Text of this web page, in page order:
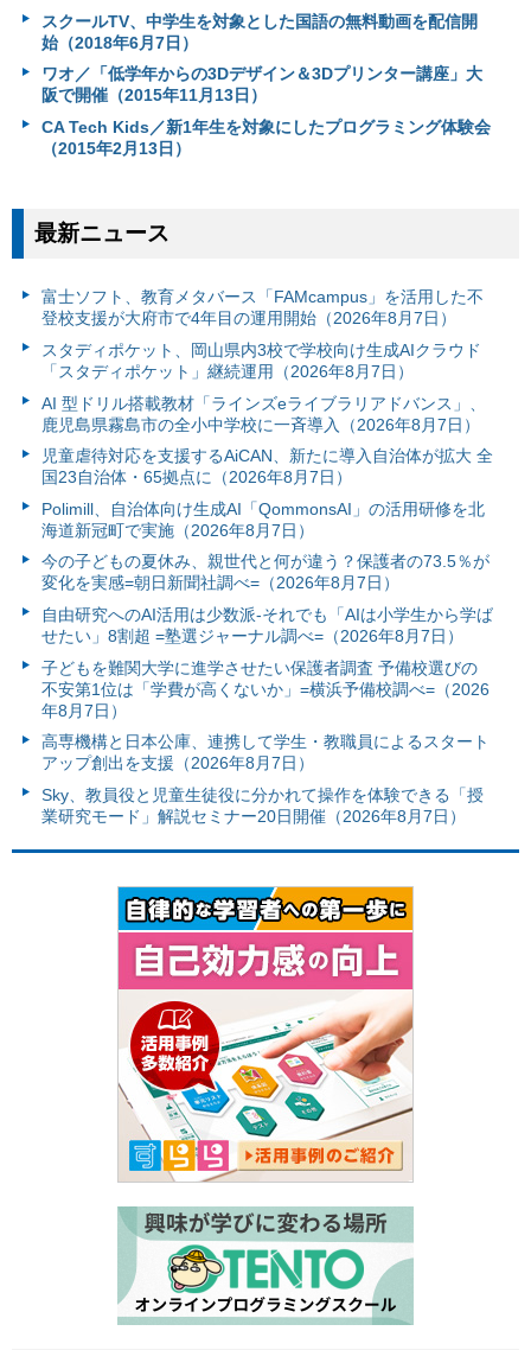
スクールTV、中学生を対象とした国語の無料動画を配信開
始（2018年6月7日）
ワオ／「低学年からの3Dデザイン＆3Dプリンター講座」大
阪で開催（2015年11月13日）
CA Tech Kids／新1年生を対象にしたプログラミング体験会
（2015年2月13日）
最新ニュース
富⼠ソフト、教育メタバース「FAMcampus」を活用した不
登校支援が大府市で4年目の運用開始（2026年8月7日）
スタディポケット、岡山県内3校で学校向け生成AIクラウド
「スタディポケット」継続運用（2026年8月7日）
AI 型ドリル搭載教材「ラインズeライブラリアドバンス」、
鹿児島県霧島市の全小中学校に一斉導入（2026年8月7日）
児童虐待対応を支援するAiCAN、新たに導入自治体が拡大 全
国23自治体・65拠点に（2026年8月7日）
Polimill、自治体向け生成AI「QommonsAI」の活用研修を北
海道新冠町で実施（2026年8月7日）
今の子どもの夏休み、親世代と何が違う？保護者の73.5％が
変化を実感=朝日新聞社調べ=（2026年8月7日）
自由研究へのAI活用は少数派-それでも「AIは小学生から学ば
せたい」8割超 =塾選ジャーナル調べ=（2026年8月7日）
子どもを難関大学に進学させたい保護者調査 予備校選びの
不安第1位は「学費が高くないか」=横浜予備校調べ=（2026
年8月7日）
高専機構と日本公庫、連携して学生・教職員によるスタート
アップ創出を支援（2026年8月7日）
Sky、教員役と児童生徒役に分かれて操作を体験できる「授
業研究モード」解説セミナー20日開催（2026年8月7日）